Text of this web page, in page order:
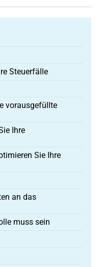
Steuerfälle
vorausgefüllte
Ihre
Sie Ihre
an das
muss sein